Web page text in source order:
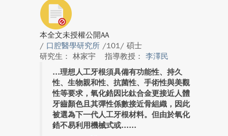
本全文未授權公開AA
/ 口腔醫學研究所 /101/ 碩士
研究生： 林家宇
指導教授： 李澤民
理想人工牙根須具備有功能性、持久
性、生物親和性、抗菌性、手術性與美觀
性等要求，氧化鋯因比鈦合金更接近人體
牙齒顏色且其彈性係數接近骨組織，因此
被選為下一代人工牙根材料。但由於氧化
鋯不易利用機械式或...